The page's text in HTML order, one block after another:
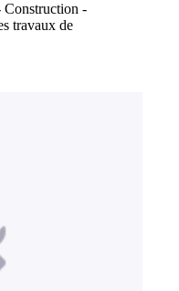
Construction -
travaux de